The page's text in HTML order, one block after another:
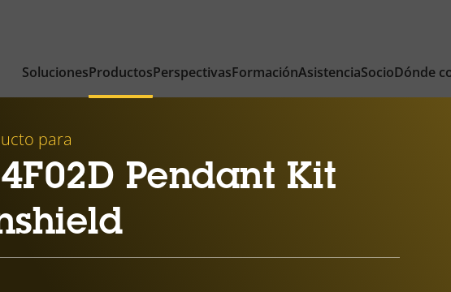
SolucionesProductosPerspectivasFormaciónAsistenciaSocioDónde
para
Pendant Kit